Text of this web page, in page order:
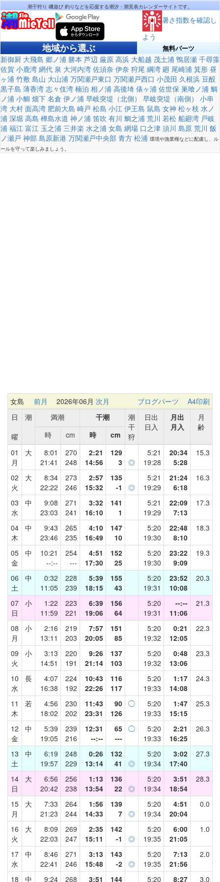
潮干狩り 磯遊び 釣りなどを応援する潮汐・潮見表カレンダーサイトです。
暑さ指数を確認し
よう
地域から選ぶ 無料パーツ
新御厨 大飛島 郷ノ浦 勝本 芦辺 厳原 高浜 大船越 茂土浦 鴨居瀬 千尋藻
佐賀 小鹿湾 網代 泉 大河内湾 佐須奈 伊奈 狩尾 綱湾 廻 尾崎浦 箕形 昼
ヶ浦 竹敷 島山 大山浦 万関瀬戸東口 万関瀬戸西口 小茂田 久根浜 豆酘
黒子島 薄香湾 志々伎湾 楠泊 相ノ浦 高後埼 俵ヶ浦 佐世保 巣喰ノ浦 鯛
ノ浦 小鯛 畑下 名倉 伊ノ浦 早岐突堤（北側） 早岐突堤（南側）
小串
湾 大村 面高湾 肥前大島 崎戸 松島 小江 伊王島 鼠島 女神 松ヶ枝 水ノ
浦 深堀 高島 樺島水道 神ノ浦 笛吹 有川 鯛之浦 荒川 若松 船廻湾 戸岐
浦 福江 富江 玉之浦 三井楽 水之浦 女島 網場 口之津 須川 島原 荒川 飯
ノ瀬戸 神部 島原新港 万関瀬戸中央部 青方 松浦 環境や漁業権などに配慮し、ル
ールを守って楽しみましょう。
女島 前月 2026年06月 次月 ブログパーツ
A4印刷
日
曜
潮 満潮 干潮
潮
干
狩
日出
日入
月出
月入
月
齢
時
cm 時
cm
01
月
大
8:01
21:41
270
248
2:21
14:56
129
3 ◎
5:21
19:28
20:34
5:28
15.3
02
火
大
8:34
22:22
273
246
2:57
15:32
135
-1
◎
5:21
19:29
21:24
6:18
16.3
03
水
中
9:08
23:03
271
241
3:32
16:10
141
1
5:21
19:29
22:09
7:13
17.3
04
木
中
9:43
23:46
265
235
4:10
16:49
147
10
5:20
19:30
22:48
8:10
18.3
05
金
中
10:21
--:--
254
---
4:51
17:30
152
25
5:20
19:30
23:22
9:09
19.3
06
土
中
0:32
11:05
228
239
5:39
18:15
155
43
5:20
19:31
23:52
10:08
20.3
07
日
小
1:22
11:59
223
221
6:39
19:06
156
64
5:20
19:31
--:--
11:06
21.3
08
月
小
2:16
13:11
219
203
7:57
20:05
151
85
5:20
19:32
0:21
12:05
22.3
09
火
小
3:13
14:51
220
191
9:26
21:14
137
103
5:20
19:32
0:48
13:06
23.3
10
水
長
4:07
16:38
224
192
10:43
22:26
116
117
5:20
19:33
1:17
14:08
24.3
11
木
若
4:56
18:02
230
202
11:43
23:31
90
126
◯
5:20
19:33
1:47
15:15
25.3
12
金
中
5:39
19:05
239
216
12:31
--:--
65
---
◯
5:20
19:33
2:21
16:25
26.3
13
土
中
6:19
19:57
248
229
0:26
13:14
132
41
◎
5:20
19:34
3:02
17:40
27.3
14
日
大
6:56
20:42
256
238
1:13
13:54
136
22 ◎
5:20
19:34
3:51
18:54
28.3
15
月
大
7:33
21:23
264
244
1:56
14:33
139
7 ◎
5:20
19:34
4:51
20:04
0.0
16
火
大
8:09
22:03
269
247
2:35
15:11
142
-1
◎
5:20
19:35
6:00
21:05
1.0
17
水
中
8:46
22:41
271
246
3:13
15:48
143
-2 ◎
5:20
19:35
7:13
21:56
2.0
18 中 9:24 268 3:51 144 5:20 8:27 3.0